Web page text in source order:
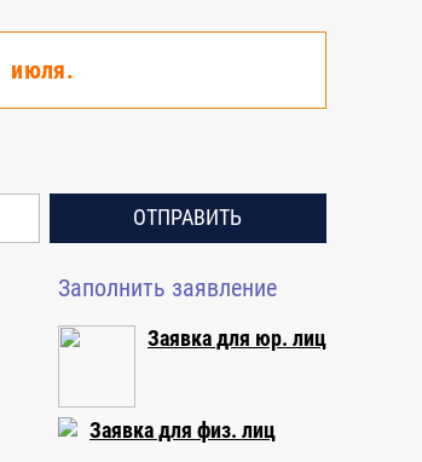
4
2
72
июля.
ОТПРАВИТЬ
Заполнить заявление
Заявка для юр. лиц
Заявка для физ. лиц